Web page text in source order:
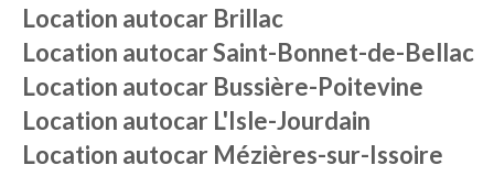
Location autocar Brillac
Location autocarSaint-Bonnet-de-Bellac
Location autocar Bussière-Poitevine
Location autocar L'Isle-Jourdain
Location autocar Mézières-sur-Issoire